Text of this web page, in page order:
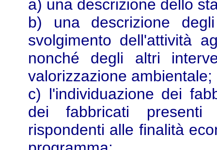
a) una descrizione dello
b) una descrizione
svolgimento dell'attività
nonché degli altri
valorizzazione ambientale;
c) l'individuazione dei
dei fabbricati
rispondenti alle finalità